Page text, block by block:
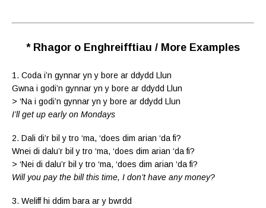
* Rhagor o Enghreifftiau / More Examples
1. Coda i’n gynnar yn y bore ar ddydd Llun
Gwna i godi’n gynnar yn y bore ar ddydd Llun
> ‘Na i godi’n gynnar yn y bore ar ddydd Llun
I’ll get up early on Mondays
2. Dali di’r bil y tro ‘ma, ‘does dim arian ‘da fi?
Wnei di dalu’r bil y tro ‘ma, ‘does dim arian ‘da fi?
> ‘Nei di dalu’r bil y tro ‘ma, ‘does dim arian ‘da fi?
Will you pay the bill this time, I don’t have any money?
3. Weliff hi ddim bara ar y bwrdd